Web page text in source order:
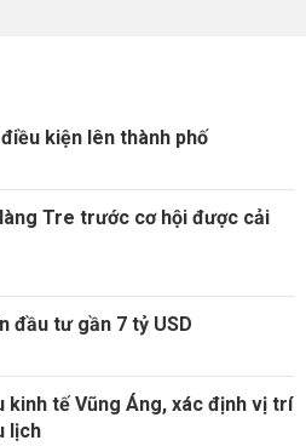
kiện lên thành phố
Tre trước cơ hội được cải
đầu tư gần 7 tỷ USD
kinh tế Vũng Áng, xác định vị trí
lịch